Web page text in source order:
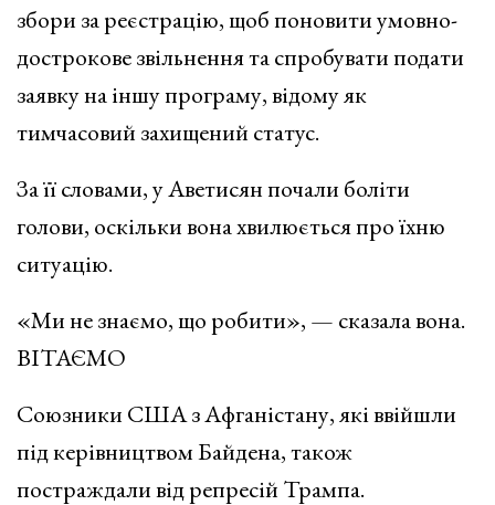
збори за реєстрацію, щоб поновити умовно-
дострокове звільнення та спробувати подати
заявку на іншу програму, відому як
тимчасовий захищений статус.
За її словами, у Аветисян почали боліти
голови, оскільки вона хвилюється про їхню
ситуацію.
«Ми не знаємо, що робити», — сказала вона.
ВІТАЄМО
Союзники США з Афганістану, які ввійшли
під керівництвом Байдена, також
постраждали від репресій Трампа.